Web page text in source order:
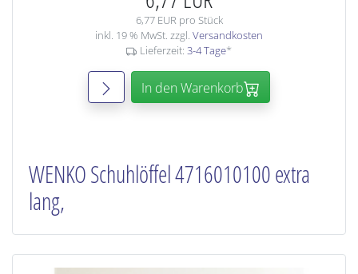
6,77 EUR pro Stück
inkl. 19 % MwSt. zzgl. Versandkosten
Lieferzeit: 3-4 Tage*
In den Warenkorb
WENKO Schuhlöffel 4716010100 extra
lang,